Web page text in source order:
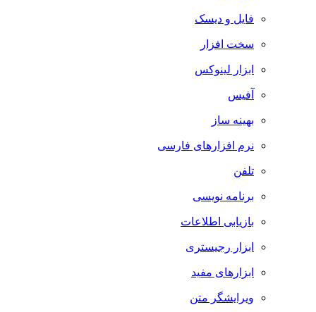
فایل و دیسک
سخت افزار
ابزار لینوکس
آفیس
بهینه ساز
نرم افزارهای فارسی
تلفن
برنامه نویسی
بازیابی اطلاعات
ابزار رجیستری
ابزارهای مفید
ویرایشگر متن